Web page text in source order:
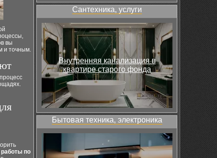
вы
и точным.
работы по
Сантехника, услуги
Внутренняя канализация в
квартире старого фонда
Бытовая техника, электроника